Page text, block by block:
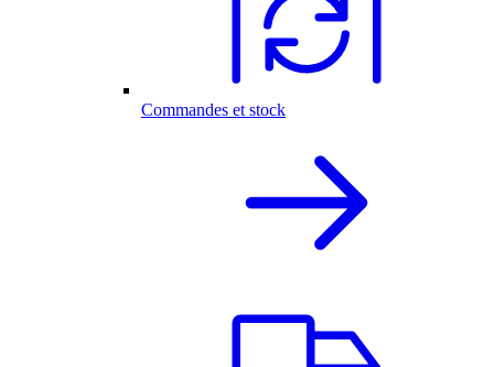
Commandes et stock